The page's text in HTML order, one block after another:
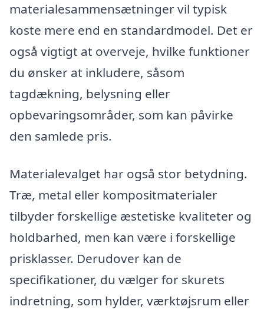
materialesammensætninger vil typisk
koste mere end en standardmodel. Det er
også vigtigt at overveje, hvilke funktioner
du ønsker at inkludere, såsom
tagdækning, belysning eller
opbevaringsområder, som kan påvirke
den samlede pris.
Materialevalget har også stor betydning.
Træ, metal eller kompositmaterialer
tilbyder forskellige æstetiske kvaliteter og
holdbarhed, men kan være i forskellige
prisklasser. Derudover kan de
specifikationer, du vælger for skurets
indretning, som hylder, værktøjsrum eller